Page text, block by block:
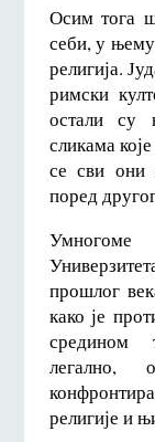
Осим тога
себи, у
религија.
римски
остали су
сликама
се сви они
поред
прошлог
како је
средином
легално,
религије и